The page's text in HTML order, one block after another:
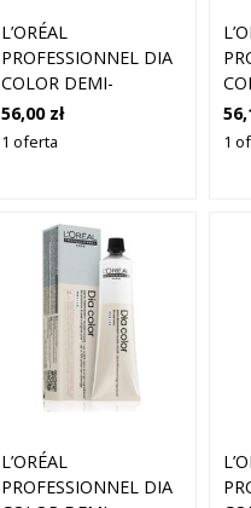
L’ORÉAL
PROFESSIONNEL DIA
COLOR DEMI-
PERMANENTNA
FARBA DO WŁOSÓW
60 ML
56,00 zł
1 oferta 1
L’ORÉAL
PROFESSIONNEL DIA